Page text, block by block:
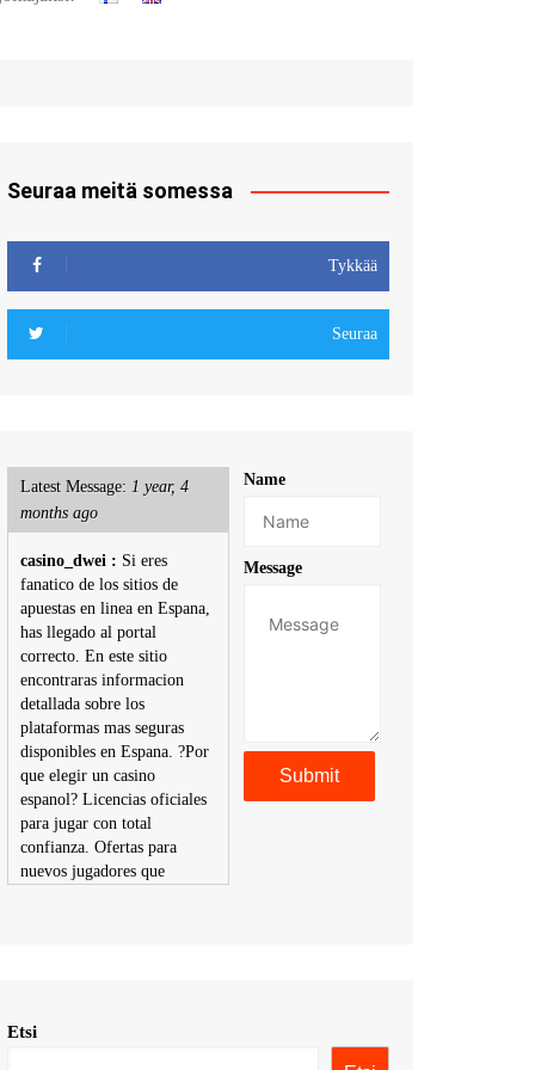
Seuraa meitä somessa
Tykkää
Seuraa
Latest Message: 1 year, 4
months ago
casino_dwei : Si eres
fanatico de los sitios de
apuestas en linea en Espana,
has llegado al portal
correcto. En este sitio
encontraras informacion
detallada sobre los
plataformas mas seguras
disponibles en Espana. ?Por
que elegir un casino
espanol? Licencias oficiales
para jugar con total
confianza. Ofertas para
nuevos jugadores que
metodos de pago,
Name
Message
Etsi